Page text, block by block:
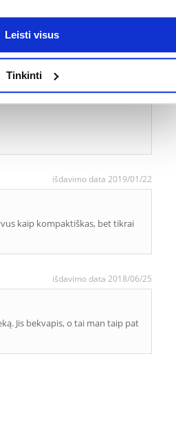
Leisti visus
Tinkinti
PARAŠYTI ATSILIEPIMĄ
išdavimo data 2019/01/30
išdavimo data 2019/01/22
kaip kompaktiškas, bet tikrai
išdavimo data 2018/06/25
Jis bekvapis, o tai man taip pat